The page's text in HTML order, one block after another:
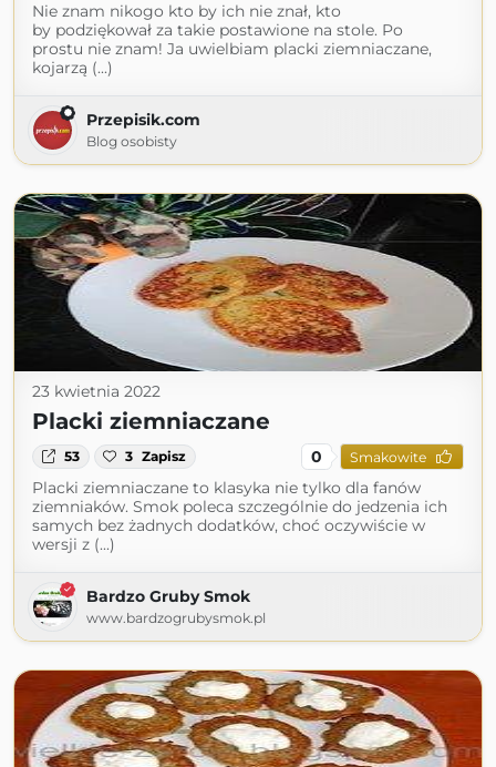
Nie znam nikogo kto by ich nie znał, kto
by podziękował za takie postawione na stole. Po
prostu nie znam! Ja uwielbiam placki ziemniaczane,
kojarzą (...)
Przepisik.com
Blog osobisty
23 kwietnia 2022
Placki ziemniaczane
53 3 Zapisz 0 Smakowite
Placki ziemniaczane to klasyka nie tylko dla fanów
ziemniaków. Smok poleca szczególnie do jedzenia ich
samych bez żadnych dodatków, choć oczywiście w
wersji z (...)
Bardzo Gruby Smok
www.bardzogrubysmok.pl